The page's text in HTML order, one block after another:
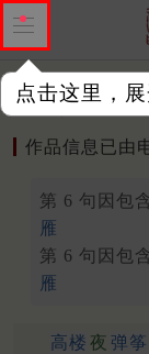
点击这里，
作品 标注四声
作品信息已由
第 6 句因包
雁
第 6 句因包
雁
高楼 夜 弹筝